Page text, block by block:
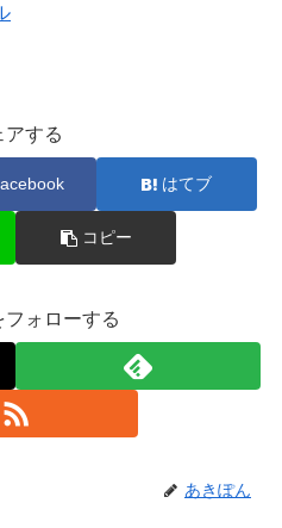
アする
はてブ
コピー
フォローする
あきぽん